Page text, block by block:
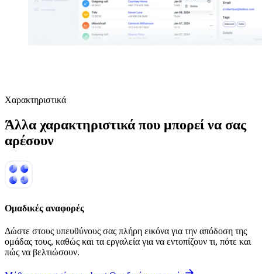
Χαρακτηριστικά
Άλλα χαρακτηριστικά που μπορεί να σας
αρέσουν
Ομαδικές αναφορές
Δώστε στους υπευθύνους σας πλήρη εικόνα για την απόδοση της
ομάδας τους, καθώς και τα εργαλεία για να εντοπίζουν τι, πότε και
πώς να βελτιώσουν.